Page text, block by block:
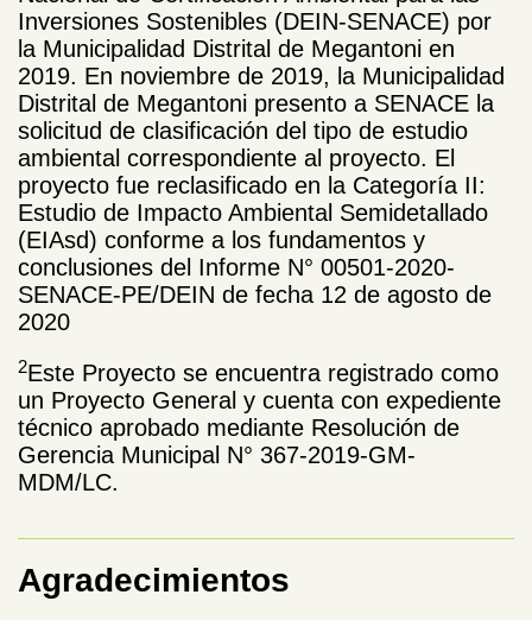
Inversiones Sostenibles (DEIN-SENACE) por
la Municipalidad Distrital de Megantoni en
2019. En noviembre de 2019, la Municipalidad
Distrital de Megantoni presento a SENACE la
solicitud de clasificación del tipo de estudio
ambiental correspondiente al proyecto. El
proyecto fue reclasificado en la Categoría II:
Estudio de Impacto Ambiental Semidetallado
(EIAsd) conforme a los fundamentos y
conclusiones del Informe N° 00501-2020-
SENACE-PE/DEIN de fecha 12 de agosto de
2020
2Este Proyecto se encuentra registrado como
un Proyecto General y cuenta con expediente
técnico aprobado mediante Resolución de
Gerencia Municipal N° 367-2019-GM-
MDM/LC.
Agradecimientos